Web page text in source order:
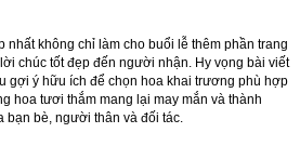
nhất không chỉ làm cho buổi lễ thêm phần trang
chúc tốt đẹp đến người nhận. Hy vọng bài viết
gợi ý hữu ích để chọn hoa khai trương phù hợp
hoa tươi thắm mang lại may mắn và thành
bạn bè, người thân và đối tác.